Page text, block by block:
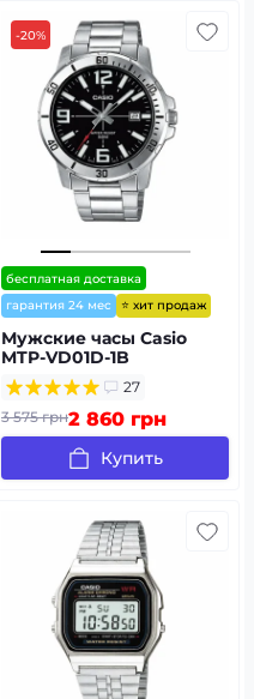
-20%
бесплатная доставка
гарантия 24 мес
⭐ хит продаж
Мужские часы Casio
MTP-VD01D-1B
27
3 575 грн2 860 грн
Купить